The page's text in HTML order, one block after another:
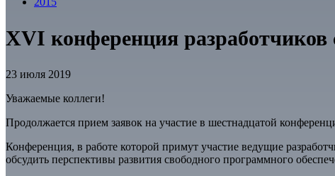
XVI конференция разработчиков
23 июля 2019
Уважаемые коллеги!
Продолжается прием заявок на участие в шестнадцатой
Конференция, в работе которой примут участие ведущие
обсудить перспективы развития свободного программного